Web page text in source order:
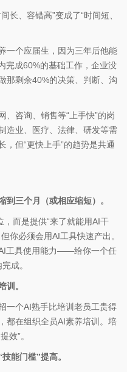
长、容错高”变成了“时间短、
一个应届生，因为三年后他能
完成60%的基础工作，企业没
那剩余40%的决策、判断、沟
、咨询、销售等“上手快”的岗
造业、医疗、法律、研发等需
，但“更快上手”的趋势是共通
到三个月（或相应缩短）。
，而是提供“来了就能用AI干
你必须会用AI工具快速产出。
工具使用能力——给你一个任
成。
训。
一个AI熟手比培训老员工贵得
都在组织全员AI素养培训。培
效”。
能门槛”提高。